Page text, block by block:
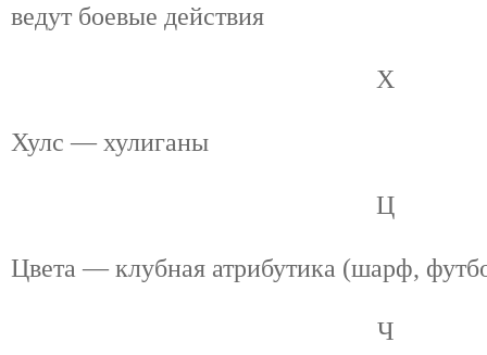
ведут боевые действия
Х
Хулс — хулиганы
Ц
Цвета — клубная атрибутика (шарф,
Ч